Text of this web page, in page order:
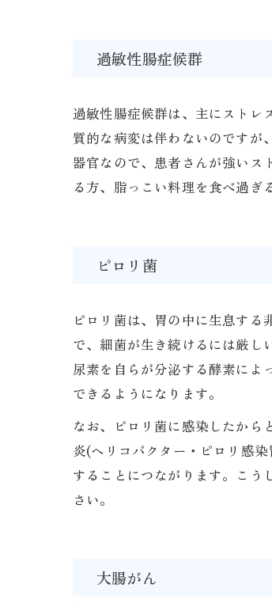
過敏性腸症候群
過敏性腸症候群は、主にストレ
質的な病変は伴わないのですが
器官なので、患者さんが強いス
る方、脂っこい料理を食べ過ぎ
ピロリ菌
ピロリ菌は、胃の中に生息す
で、細菌が生き続けるには厳し
尿素を自らが分泌する酵素によ
できるようになります。
なお、ピロリ菌に感染したから
炎(ヘリコバクター・ピロリ感
することにつながります。こう
さい。
大腸がん